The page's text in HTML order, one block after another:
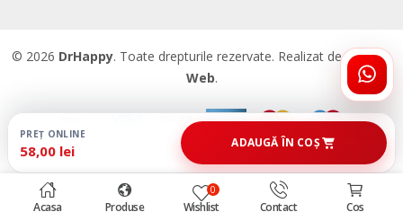
Acasa Produse
0
Wishlist Contact Cos
© 2026 DrHappy. Toate drepturile rezervate. Realizat deAccent
Web.
PREȚ ONLINE
58,00 lei ADAUGĂ ÎN COȘ